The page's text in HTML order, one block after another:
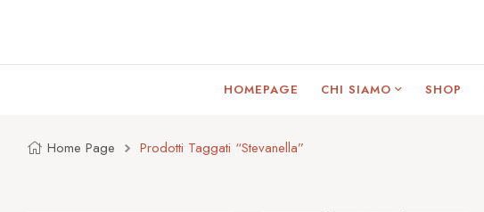
HOMEPAGE CHI SIAMO SHOP
Home Page Prodotti Taggati “stevanella”